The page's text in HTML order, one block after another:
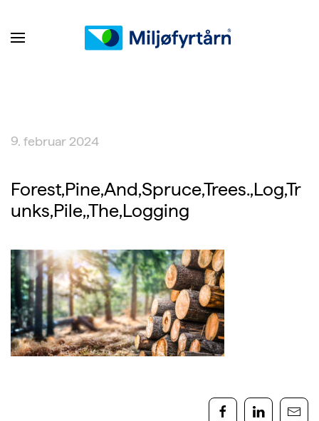
9. februar 2024
Forest,Pine,And,Spruce,Trees.,Log,Tr
unks,Pile,,The,Logging